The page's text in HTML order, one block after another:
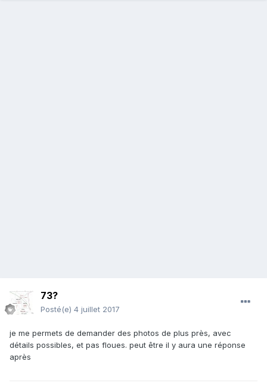
73?
Posté(e) 4 juillet 2017
je me permets de demander des photos de plus près, avec
détails possibles, et pas floues. peut être il y aura une réponse
après